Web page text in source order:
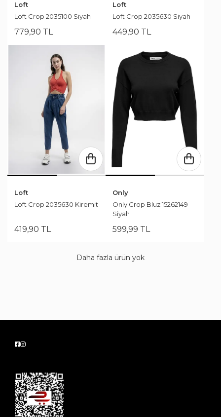
Loft
Loft Crop 2035100 Siyah
779,90 TL
Loft
Loft Crop 2035630 Siyah
449,90 TL
Loft
Loft Crop 2035630 Kiremit
419,90 TL
Only
Only Crop Bluz 15262149
Siyah
599,99 TL
Daha fazla ürün yok